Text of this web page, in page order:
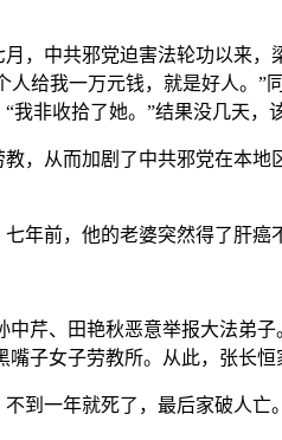
，中共邪党迫害法轮功以来
给我一万元钱，就是好人。
非收拾了她。”结果没几天，
，从而加剧了中共邪党在本
年前，他的老婆突然得了肝癌
芹、田艳秋恶意举报大法弟
子女子劳教所。从此，张长恒
到一年就死了，最后家破人亡。